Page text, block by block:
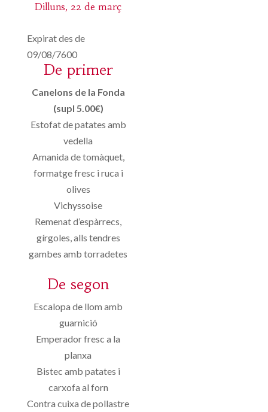
Dilluns, 22 de març
Expirat des de
09/08/7600
De primer
Canelons de la Fonda
(supl 5.00€)
Estofat de patates amb
vedella
Amanida de tomàquet,
formatge fresc i ruca i
olives
Vichyssoise
Remenat d’espàrrecs,
gírgoles, alls tendres
gambes amb torradetes
De segon
Escalopa de llom amb
guarnició
Emperador fresc a la
planxa
Bistec amb patates i
carxofa al forn
Contra cuixa de pollastre